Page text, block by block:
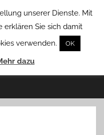
unserer Dienste. Mit
erklären Sie sich damit
verwenden.
OK
dazu